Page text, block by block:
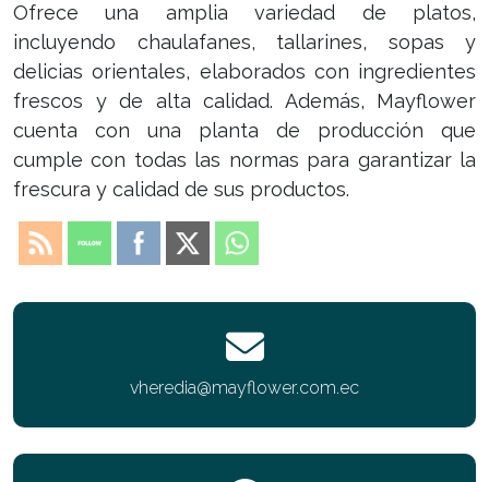
Ofrece una amplia variedad de platos,
incluyendo chaulafanes, tallarines, sopas y
delicias orientales, elaborados con ingredientes
frescos y de alta calidad. Además, Mayflower
cuenta con una planta de producción que
cumple con todas las normas para garantizar la
frescura y calidad de sus productos.
vheredia@mayflower.com.ec